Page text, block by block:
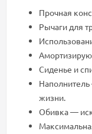
Прочная
Рычаги для
Сиденье и
жизни.
Обивка —